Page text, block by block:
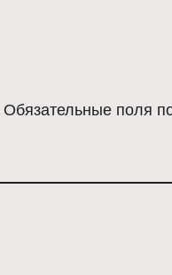
Обязательные поля